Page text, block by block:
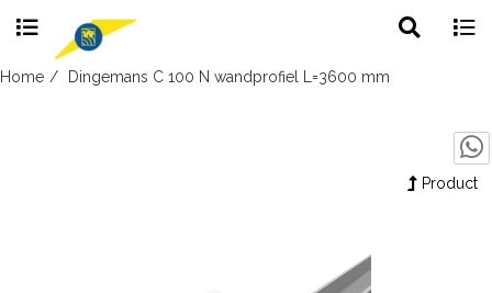
Skip
Home Dingemans C 100 N wandprofiel L=3600 mm
Product